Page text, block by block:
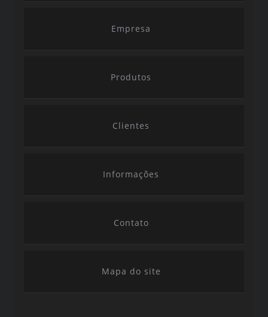
Empresa
Produtos
Clientes
Informações
Contato
Mapa do site